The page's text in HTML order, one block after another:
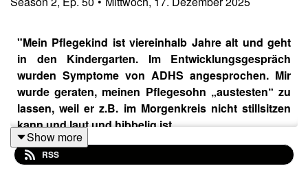
"Mein Pflegekind ist viereinhalb Jahre alt und geht
in den Kindergarten. Im Entwicklungsgespräch
wurden Symptome von ADHS angesprochen. Mir
wurde geraten, meinen Pflegesohn „austesten“ zu
lassen, weil er z.B. im Morgenkreis nicht stillsitzen
kann und laut und hibbelig ist.
Ich bin recht verunsichert, ob ich das jetzt machen
soll?"
Show more
RSS